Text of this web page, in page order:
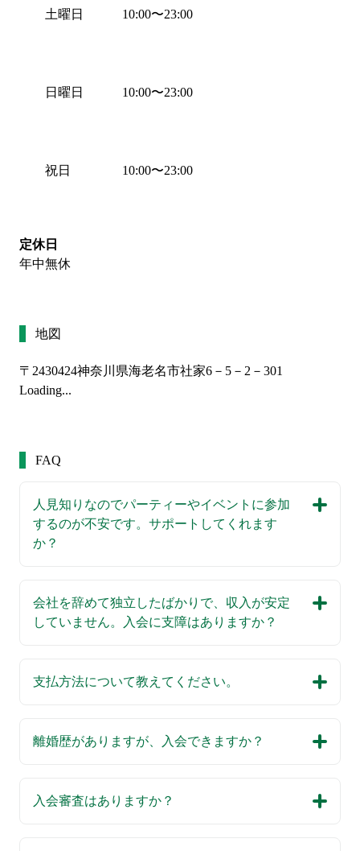
土曜日
日曜日
祝日
10:00〜23:00
10:00〜23:00
10:00〜23:00
定休日
年中無休
地図
〒2430424神奈川県海老名市社家6－5－2－301
Loading...
FAQ
人見知りなのでパーティーやイベントに参加
するのが不安です。サポートしてくれます
か？
会社を辞めて独立したばかりで、収入が安定
していません。入会に支障はありますか？
支払方法について教えてください。
離婚歴がありますが、入会できますか？
入会審査はありますか？